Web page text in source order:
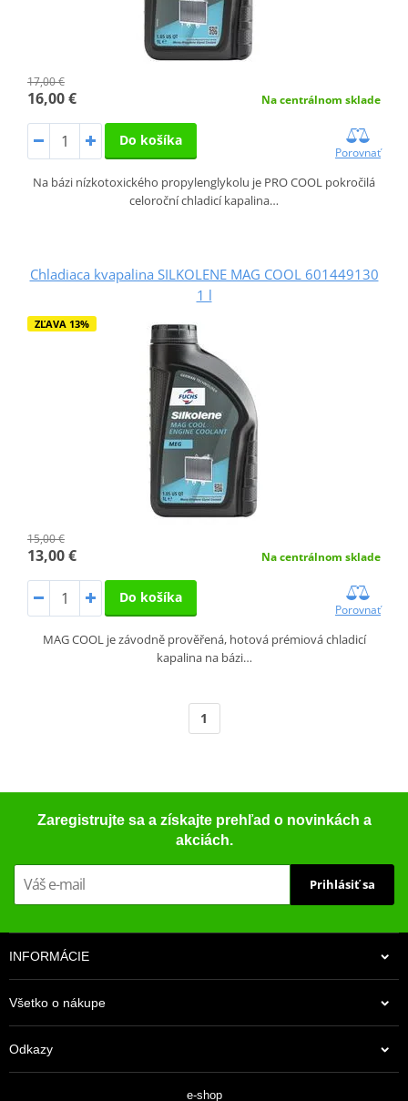
17,00 €
16,00 € Na centrálnom sklade
Do košíka
Porovnať
Na bázi nízkotoxického propylenglykolu je PRO COOL pokročilá
celoroční chladicí kapalina…
Chladiaca kvapalina SILKOLENE MAG COOL 601449130
1 l
ZĽAVA 13%
15,00 €
13,00 € Na centrálnom sklade
Do košíka
Porovnať
MAG COOL je závodně prověřená, hotová prémiová chladicí
kapalina na bázi…
1
Zaregistrujte sa a získajte prehľad o novinkách a
akciách.
Prihlásiť sa
INFORMÁCIE
Všetko o nákupe
Odkazy
e-shop